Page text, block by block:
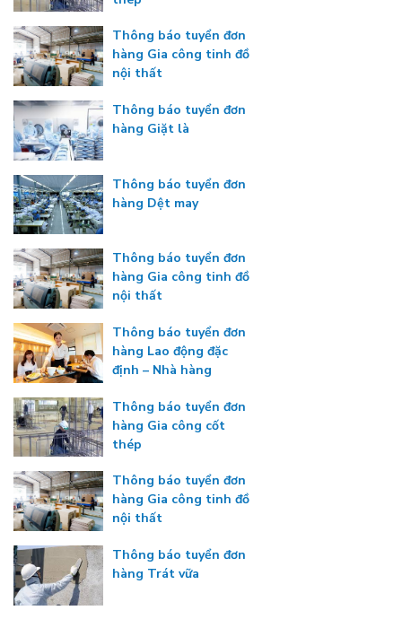
Thông báo tuyển đơn
hàng Gia công tinh đồ
nội thất
Thông báo tuyển đơn
hàng Giặt là
Thông báo tuyển đơn
hàng Dệt may
Thông báo tuyển đơn
hàng Gia công tinh đồ
nội thất
Thông báo tuyển đơn
hàng Lao động đặc
định – Nhà hàng
Thông báo tuyển đơn
hàng Gia công cốt
thép
Thông báo tuyển đơn
hàng Gia công tinh đồ
nội thất
Thông báo tuyển đơn
hàng Trát vữa